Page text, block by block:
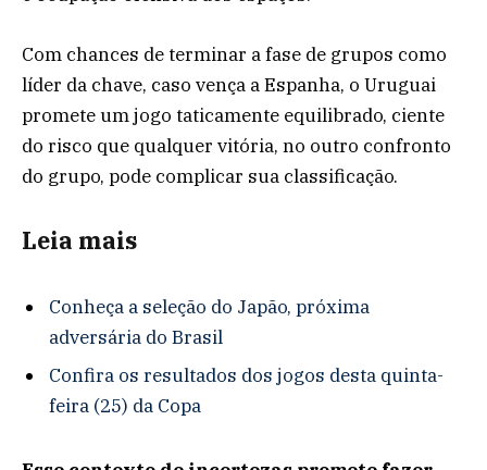
Com chances de terminar a fase de grupos como
líder da chave, caso vença a Espanha, o Uruguai
promete um jogo taticamente equilibrado, ciente
do risco que qualquer vitória, no outro confronto
do grupo, pode complicar sua classificação.
Leia mais
Conheça a seleção do Japão, próxima
adversária do Brasil
Confira os resultados dos jogos desta quinta-
feira (25) da Copa